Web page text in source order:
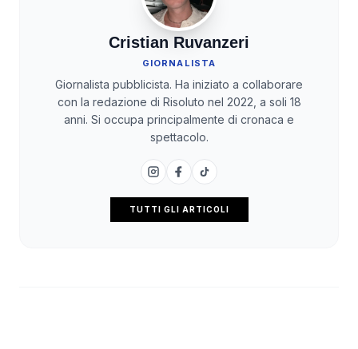
Cristian Ruvanzeri
GIORNALISTA
Giornalista pubblicista. Ha iniziato a collaborare
con la redazione di Risoluto nel 2022, a soli 18
anni. Si occupa principalmente di cronaca e
spettacolo.
TUTTI GLI ARTICOLI